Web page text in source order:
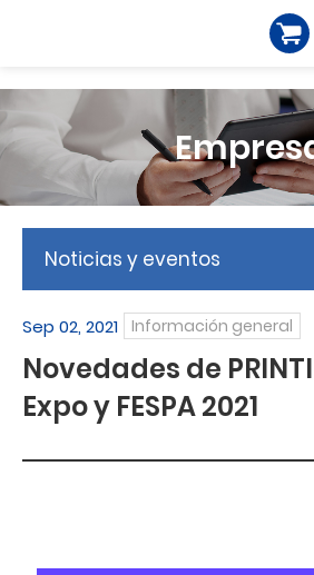
Noticias y eventos
Sep 02, 2021 Información general
Novedades de
Expo y FESPA 2021